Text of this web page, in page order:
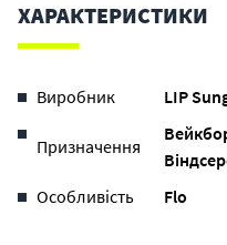
ХАРАКТЕРИСТИКИ
Виробник LIP
Призначення
Особливість
Flo